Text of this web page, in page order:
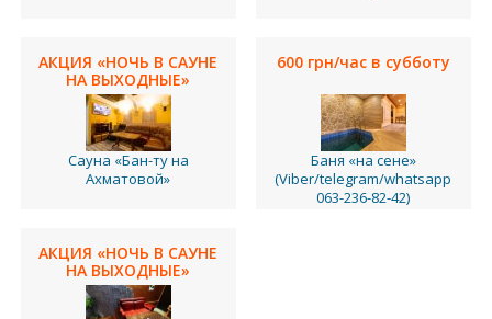
АКЦИЯ «НОЧЬ В САУНЕ
НА ВЫХОДНЫЕ»
Сауна «Бан-ту на
Ахматовой»
600 грн/час в субботу
Баня «на сене»
(Viber/telegram/whatsapp
063-236-82-42)
АКЦИЯ «НОЧЬ В САУНЕ
НА ВЫХОДНЫЕ»